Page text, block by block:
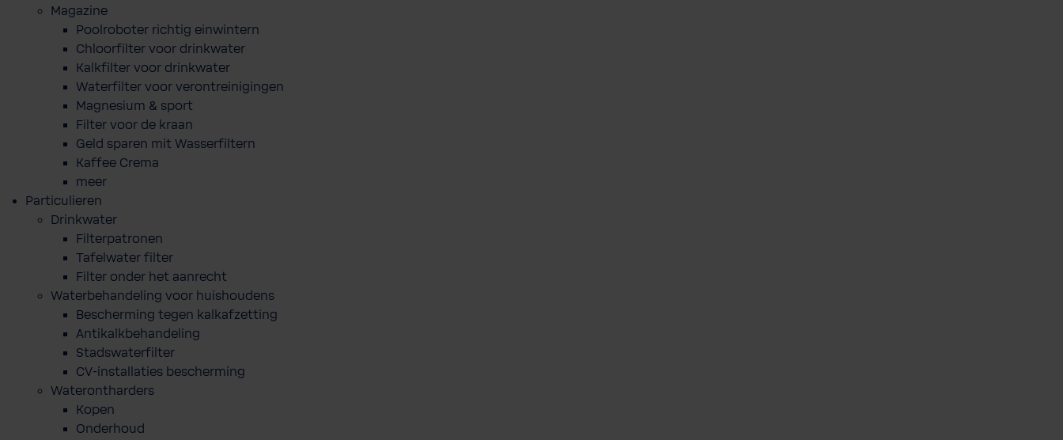
Magazine
Poolroboter richtig einwintern
Chloorfilter voor drinkwater
Kalkfilter voor drinkwater
Waterfilter voor verontreinigingen
Magnesium & sport
Filter voor de kraan
Geld sparen mit Wasserfiltern
Kaffee Crema
meer
Particulieren
Drinkwater
Filterpatronen
Tafelwater filter
Filter onder het aanrecht
Waterbehandeling voor huishoudens
Bescherming tegen kalkafzetting
Antikalkbehandeling
Stadswaterfilter
CV-installaties bescherming
Waterontharders
Kopen
Onderhoud